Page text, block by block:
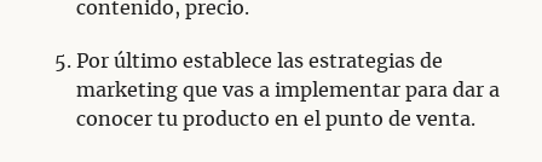
contenido, precio.
Por último establece las estrategias de
marketing que vas a implementar para dar a
conocer tu producto en el punto de venta.